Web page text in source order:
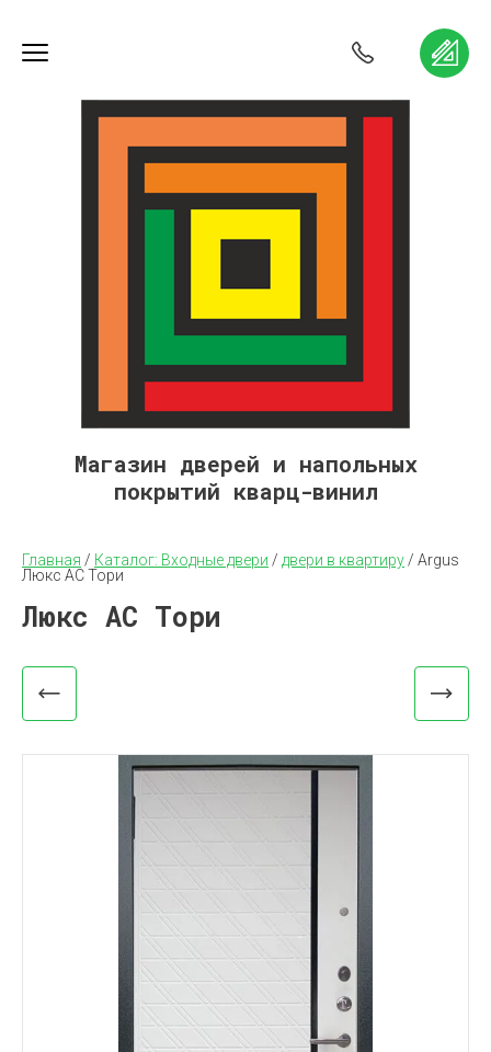
Магазин дверей и напольных
покрытий кварц-винил
Главная / Каталог: Входные двери / двери в квартиру / Argus
Люкс АС Тори
Люкс АС Тори